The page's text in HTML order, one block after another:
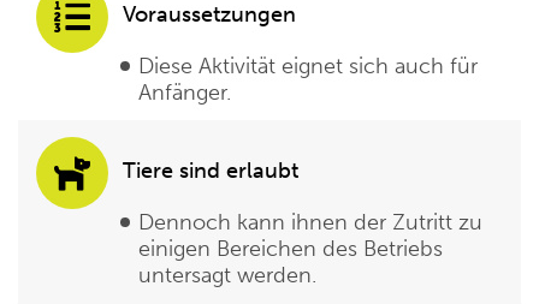
Voraussetzungen
Diese Aktivität eignet sich auch für
Anfänger.
Tiere sind erlaubt
Dennoch kann ihnen der Zutritt zu
einigen Bereichen des Betriebs
untersagt werden.